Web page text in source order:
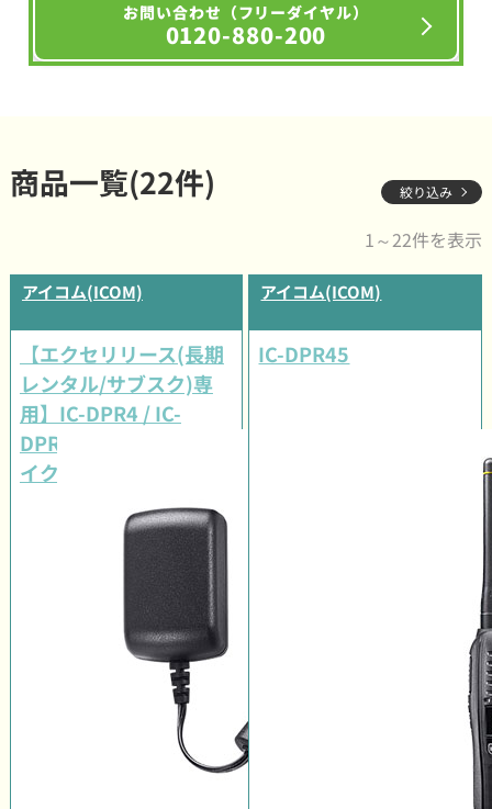
お問い合わせ（フリーダイヤル）
0120-880-200
商品一覧(22件) 絞り込み
1～22件を表示
アイコム(ICOM)
【エクセリリース(長期
レンタル/サブスク)専
用】IC-DPR4 / IC-
DPR4 PLUSイヤホンマ
イクセット
アイコム(ICOM)
IC-DPR45